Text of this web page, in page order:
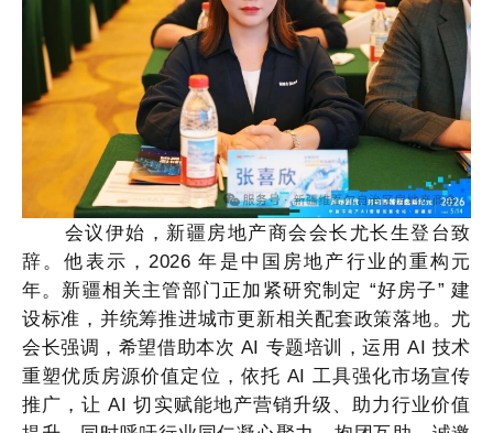
会议伊始，新疆房地产商会会长尤长生登台致
辞。他表示，2026 年是中国房地产行业的重构元
年。新疆相关主管部门正加紧研究制定 “好房子” 建
设标准，并统筹推进城市更新相关配套政策落地。尤
会长强调，希望借助本次 AI 专题培训，运用 AI 技术
重塑优质房源价值定位，依托 AI 工具强化市场宣传
推广，让 AI 切实赋能地产营销升级、助力行业价值